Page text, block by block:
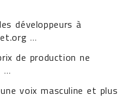
développeurs à
...
de production ne
...
voix masculine et plus